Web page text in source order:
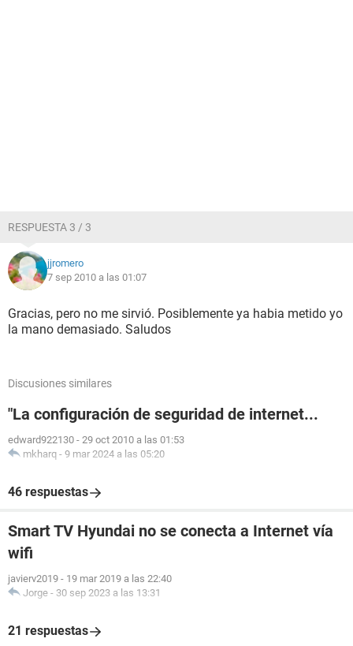
RESPUESTA 3 / 3
jjromero
7 sep 2010 a las 01:07
Gracias, pero no me sirvió. Posiblemente ya habia metido yo
la mano demasiado. Saludos
Discusiones similares
"La configuración de seguridad de internet...
edward922130 - 29 oct 2010 a las 01:53
mkharq - 9 mar 2024 a las 05:20
46 respuestas
Smart TV Hyundai no se conecta a Internet vía
wifi
javierv2019 - 19 mar 2019 a las 22:40
Jorge - 30 sep 2023 a las 13:31
21 respuestas